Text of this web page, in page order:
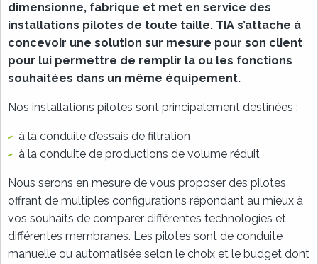
dimensionne, fabrique et met en service des
installations pilotes de toute taille. TIA s’attache à
concevoir une solution sur mesure pour son client
pour lui permettre de remplir la ou les fonctions
souhaitées dans un même équipement.
Nos installations pilotes sont principalement destinées :
à la conduite d’essais de filtration
à la conduite de productions de volume réduit
Nous serons en mesure de vous proposer des pilotes
offrant de multiples configurations répondant au mieux à
vos souhaits de comparer différentes technologies et
différentes membranes. Les pilotes sont de conduite
manuelle ou automatisée selon le choix et le budget dont